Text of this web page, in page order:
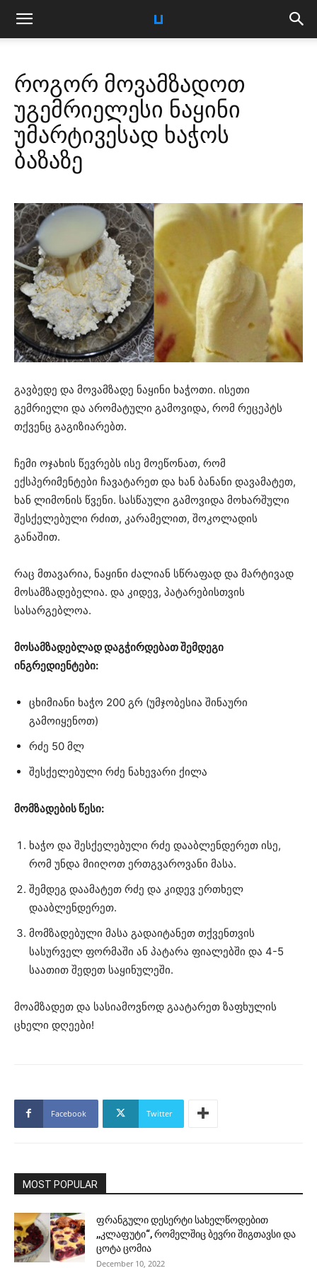
როგორ მოვამზადოთ
უგემრიელესი ნაყინი
უმარტივესად ხაჭოს
ბაზაზე
გავბედე და მოვამზადე ნაყინი ხაჭოთი. ისეთი
გემრიელი და არომატული გამოვიდა, რომ რეცეპტს
თქვენც გაგიზიარებთ.
ჩემი ოჯახის წევრებს ისე მოეწონათ, რომ
ექსპერიმენტები ჩავატარეთ და ხან ბანანი დავამატეთ,
ხან ლიმონის წვენი. სასწაული გამოვიდა მოხარშული
შესქელებული რძით, კარამელით, შოკოლადის
განაშით.
რაც მთავარია, ნაყინი ძალიან სწრაფად და მარტივად
მოსამზადებელია. და კიდევ, პატარებისთვის
სასარგებლოა.
მოსამზადებლად დაგჭირდებათ შემდეგი
ინგრედიენტები:
ცხიმიანი ხაჭო 200 გრ (უმჯობესია შინაური
გამოიყენოთ)
რძე 50 მლ
შესქელებული რძე ნახევარი ქილა
მომზადების წესი:
ხაჭო და შესქელებული რძე დააბლენდერეთ ისე,
რომ უნდა მიიღოთ ერთგვაროვანი მასა.
შემდეგ დაამატეთ რძე და კიდევ ერთხელ
დააბლენდერეთ.
მომზადებული მასა გადაიტანეთ თქვენთვის
სასურველ ფორმაში ან პატარა ფიალებში და 4-5
საათით შედეთ საყინულეში.
მოამზადეთ და სასიამოვნოდ გაატარეთ ზაფხულის
ცხელი დღეები!
Facebook Twitter
MOST POPULAR
ფრანგული დესერტი სახელწოდებით
,,კლაფუტი“, რომელშიც ბევრი შიგთავსი და
ცოტა ცომია
December 10, 2022